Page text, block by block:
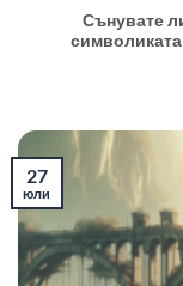
Сънувате
27
юли